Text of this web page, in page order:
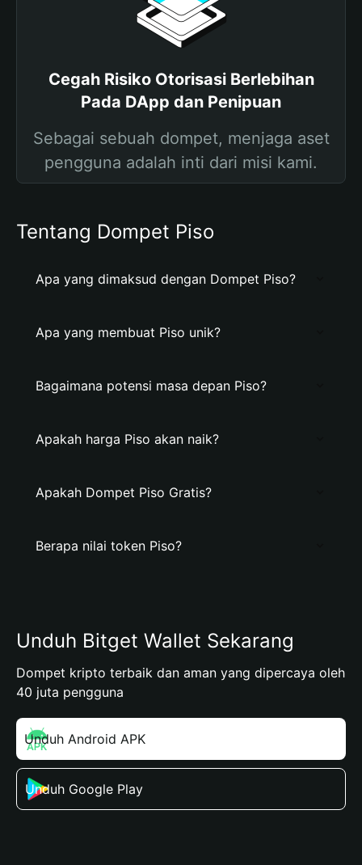
Cegah Risiko Otorisasi Berlebihan
Pada DApp dan Penipuan
Sebagai sebuah dompet, menjaga aset
pengguna adalah inti dari misi kami.
Tentang Dompet Piso
Apa yang dimaksud dengan Dompet Piso?
Apa yang membuat Piso unik?
Bagaimana potensi masa depan Piso?
Apakah harga Piso akan naik?
Apakah Dompet Piso Gratis?
Berapa nilai token Piso?
Unduh Bitget Wallet Sekarang
Dompet kripto terbaik dan aman yang dipercaya oleh
40 juta pengguna
Unduh Android APK
Unduh Google Play